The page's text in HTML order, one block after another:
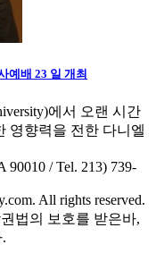
예배 23 일 개최
에서 오랜 시간
영향력을 전한 다니엘
90010 / Tel. 213) 739-
All rights reserved.
법의 보호를 받은바,